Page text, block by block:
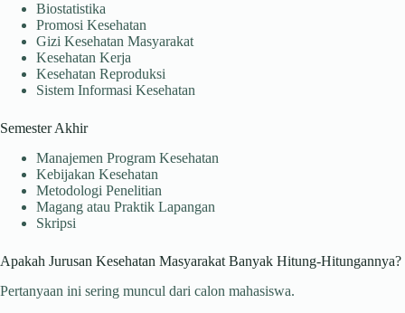
Biostatistika
Promosi Kesehatan
Gizi Kesehatan Masyarakat
Kesehatan Kerja
Kesehatan Reproduksi
Sistem Informasi Kesehatan
Semester Akhir
Manajemen Program Kesehatan
Kebijakan Kesehatan
Metodologi Penelitian
Magang atau Praktik Lapangan
Skripsi
Apakah Jurusan Kesehatan Masyarakat Banyak Hitung-Hitungannya?
Pertanyaan ini sering muncul dari calon mahasiswa.